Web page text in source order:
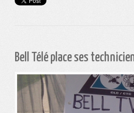
Bell Télé place ses